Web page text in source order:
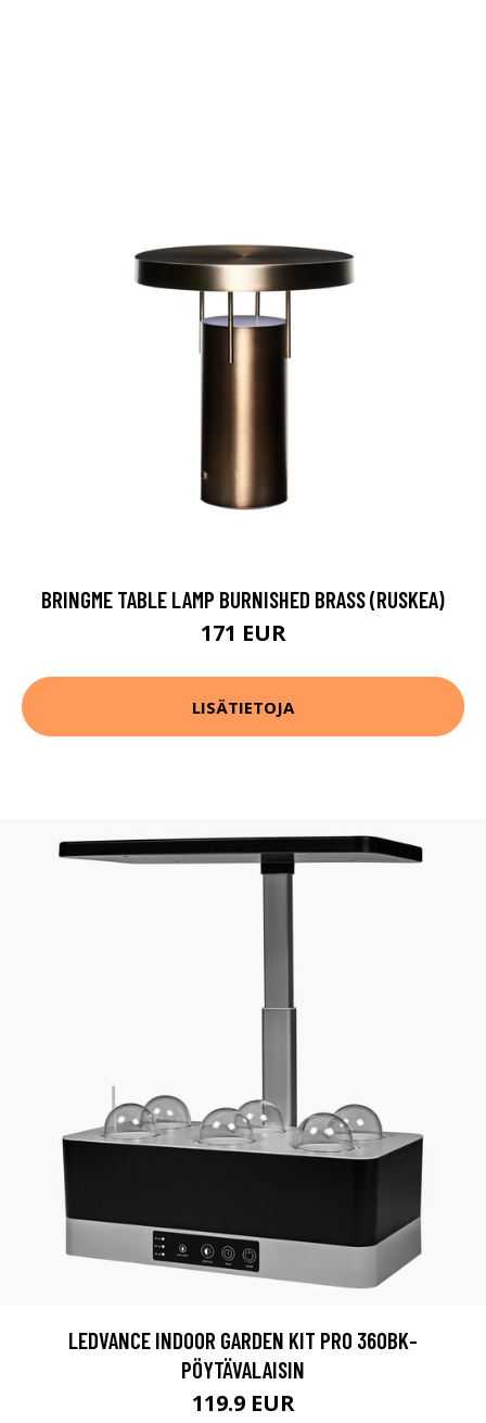
BRINGME TABLE LAMP BURNISHED BRASS (RUSKEA)
171 EUR
LISÄTIETOJA
LEDVANCE INDOOR GARDEN KIT PRO 360BK-
PÖYTÄVALAISIN
119.9 EUR